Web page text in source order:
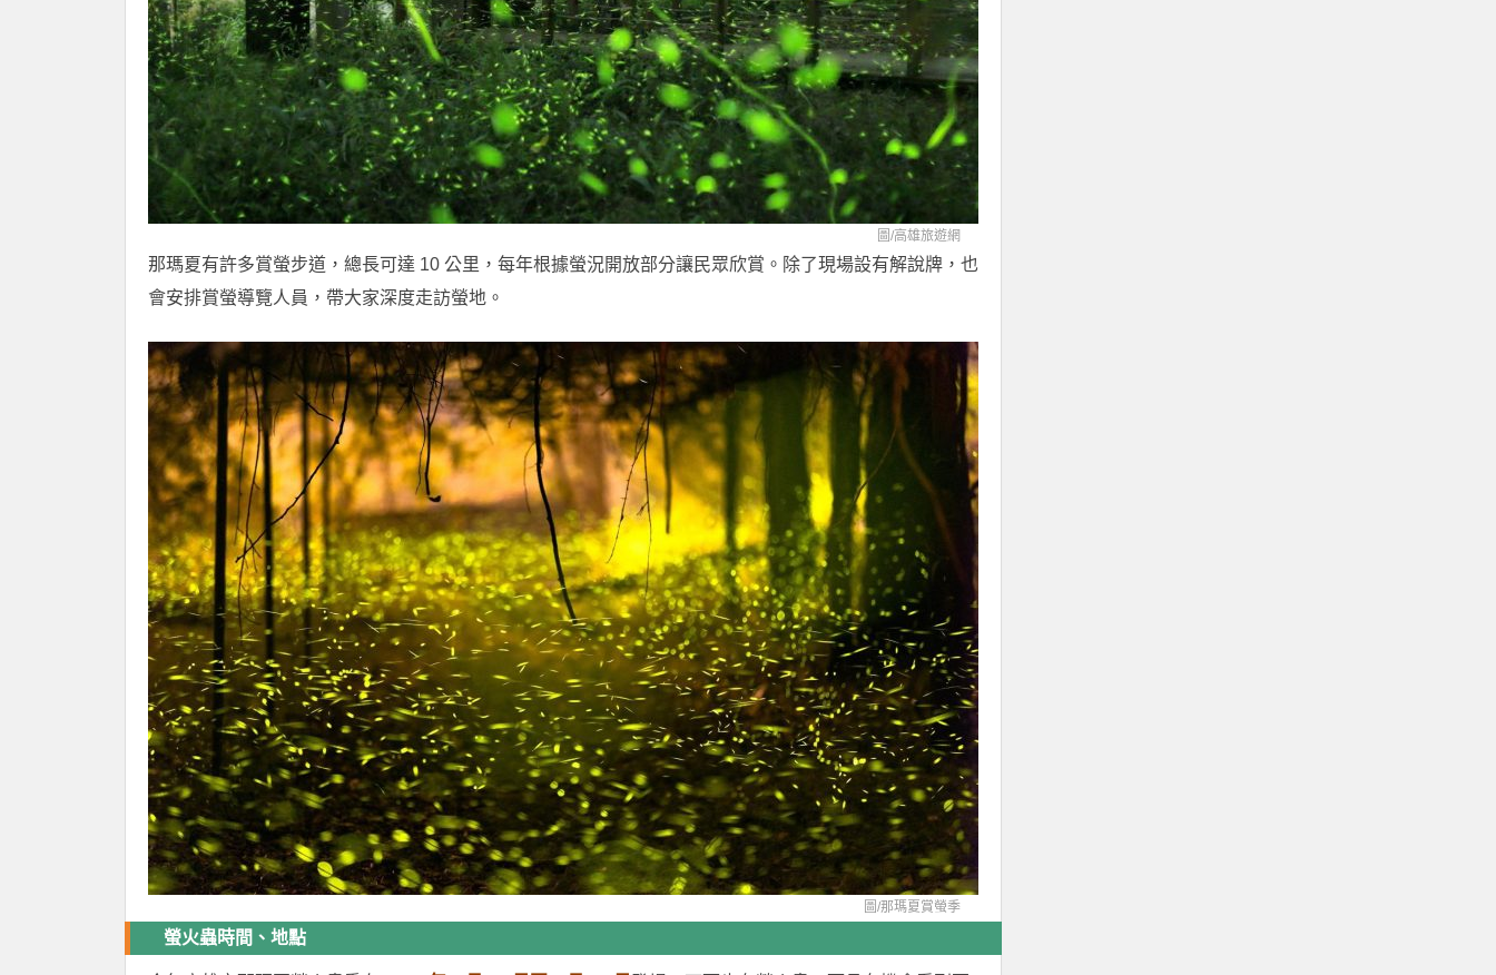
圖/高雄旅遊網
那瑪夏有許多賞螢步道，總長可達 10 公里，每年根據螢況開放部分讓民眾欣賞。除了現場設有解說牌，也
會安排賞螢導覽人員，帶大家深度走訪螢地。
圖/那瑪夏賞螢季
螢火蟲時間、地點